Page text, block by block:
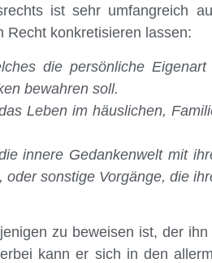
ist sehr umfangreich
Recht konkretisieren lassen:
die persönliche
bewahren soll.
Leben im häuslichen,
innere Gedankenwelt mit
sonstige Vorgänge, die
zu beweisen ist, der
kann er sich in den